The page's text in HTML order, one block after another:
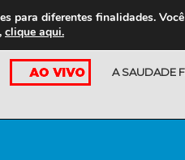
A SAUDADE
para diferentes finalidades.
clique aqui.